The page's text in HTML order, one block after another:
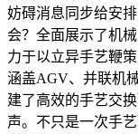
妨碍消息同步给安
会？全面展示了机
力于以立异手艺鞭
涵盖AGV、并联机
建了高效的手艺交
声。不只是一次手